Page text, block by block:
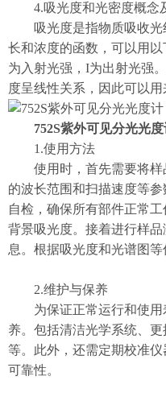
4.吸光度和光密度概念
吸光度是指物质吸收光
长和浓度的函数，可以用
为入射光强，I为出射光强
度呈线性关系，因此可以用
752S紫外可见分光光
1.使用方法
使用时，首先需要将样
的波长范围和扫描速度等
自检，确保所有部件正常
背景吸光度。接着进行样
息。根据吸光度和光谱图等
2.维护与保养
为保证正常运行和使用
养。包括清洁光学系统、
等。此外，还需定期校准
可靠性。